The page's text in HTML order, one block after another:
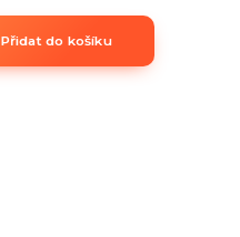
Přidat do košíku